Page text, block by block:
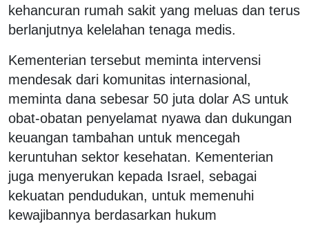
kehancuran rumah sakit yang meluas dan terus
berlanjutnya kelelahan tenaga medis.
Kementerian tersebut meminta intervensi
mendesak dari komunitas internasional,
meminta dana sebesar 50 juta dolar AS untuk
obat-obatan penyelamat nyawa dan dukungan
keuangan tambahan untuk mencegah
keruntuhan sektor kesehatan. Kementerian
juga menyerukan kepada Israel, sebagai
kekuatan pendudukan, untuk memenuhi
kewajibannya berdasarkan hukum